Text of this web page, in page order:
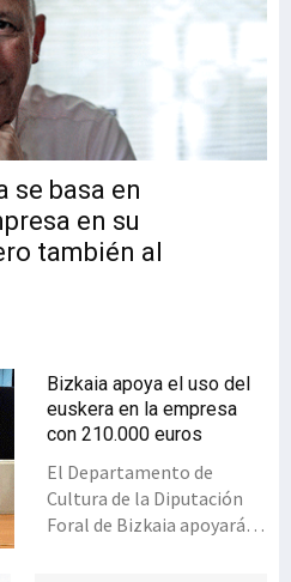
se basa en
en su
también al
Bizkaia apoya el uso del
euskera en la empresa
con 210.000 euros
El Departamento de
Cultura de la Diputación
Foral de Bizkaia apoyará